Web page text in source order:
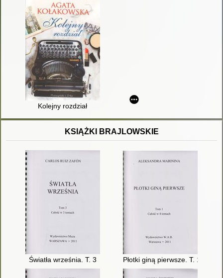
Kolejny rozdział
KSIĄŻKI BRAJLOWSKIE
Światła września. T. 3 Płotki giną pierwsze. T. 1